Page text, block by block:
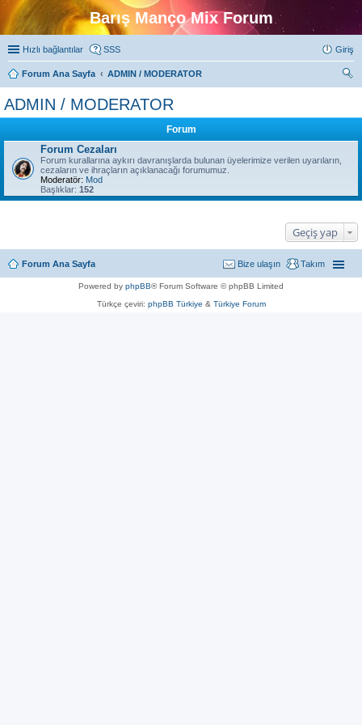
Barış Manço Mix Forum
Hızlı bağlantılar SSS Giriş
Forum Ana Sayfa
ADMIN / MODERATOR
ADMIN / MODERATOR
Forum
Forum Cezaları
Forum kurallarına aykırı davranışlarda bulunan üyelerimize verilen uyarıların,
cezaların ve ihraçların açıklanacağı forumumuz.
Moderatör: Mod
Başlıklar: 152
Geçiş yap
Forum Ana Sayfa Takım
Bize ulaşın
Powered by phpBB® Forum Software © phpBB Limited
Türkçe çeviri: phpBB Türkiye & Türkiye Forum